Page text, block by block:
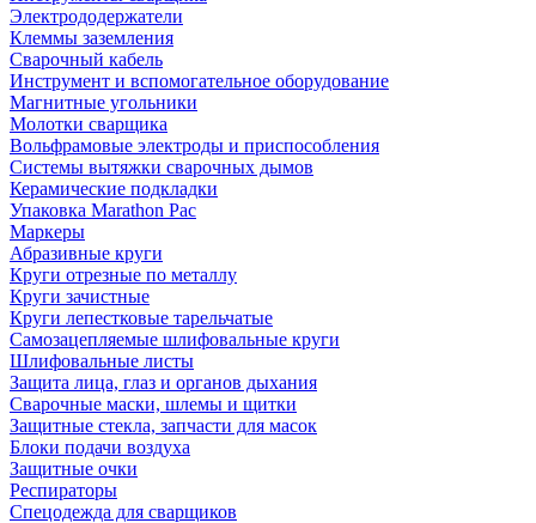
Электрододержатели
Клеммы заземления
Сварочный кабель
Инструмент и вспомогательное оборудование
Магнитные угольники
Молотки сварщика
Вольфрамовые электроды и приспособления
Системы вытяжки сварочных дымов
Керамические подкладки
Упаковка Marathon Pac
Маркеры
Абразивные круги
Круги отрезные по металлу
Круги зачистные
Круги лепестковые тарельчатые
Самозацепляемые шлифовальные круги
Шлифовальные листы
Защита лица, глаз и органов дыхания
Сварочные маски, шлемы и щитки
Защитные стекла, запчасти для масок
Блоки подачи воздуха
Защитные очки
Респираторы
Спецодежда для сварщиков